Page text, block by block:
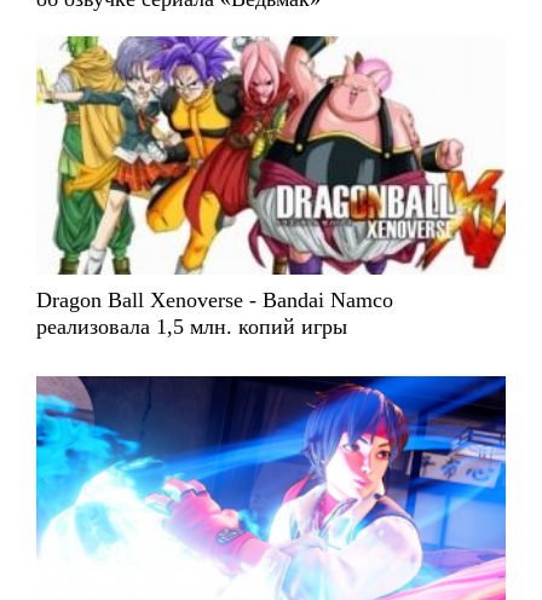
Dragon Ball Xenoverse - Bandai Namco
реализовала 1,5 млн. копий игры